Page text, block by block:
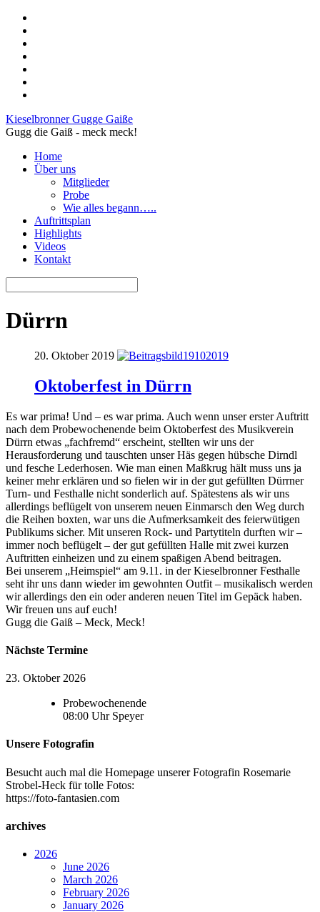
Kieselbronner Gugge Gaiße
Gugg die Gaiß - meck meck!
Home
Über uns
Mitglieder
Probe
Wie alles begann…..
Auftrittsplan
Highlights
Videos
Kontakt
Dürrn
20. Oktober 2019
Oktoberfest in Dürrn
Es war prima! Und – es war prima. Auch wenn unser erster Auftritt
nach dem Probewochenende beim Oktoberfest des Musikverein
Dürrn etwas „fachfremd“ erscheint, stellten wir uns der
Herausforderung und tauschten unser Häs gegen hübsche Dirndl
und fesche Lederhosen. Wie man einen Maßkrug hält muss uns ja
keiner mehr erklären und so fielen wir in der gut gefüllten Dürrner
Turn- und Festhalle nicht sonderlich auf. Spätestens als wir uns
allerdings beflügelt von unserem neuen Einmarsch den Weg durch
die Reihen boxten, war uns die Aufmerksamkeit des feierwütigen
Publikums sicher. Mit unseren Rock- und Partytiteln durften wir –
immer noch beflügelt – der gut gefüllten Halle mit zwei kurzen
Auftritten einheizen und zu einem spaßigen Abend beitragen.
Bei unserem „Heimspiel“ am 9.11. in der Kieselbronner Festhalle
seht ihr uns dann wieder im gewohnten Outfit – musikalisch werden
wir allerdings den ein oder anderen neuen Titel im Gepäck haben.
Wir freuen uns auf euch!
Gugg die Gaiß – Meck, Meck!
Nächste Termine
23. Oktober 2026
Probewochenende
08:00 Uhr Speyer
Unsere Fotografin
Besucht auch mal die Homepage unserer Fotografin Rosemarie
Strobel-Heck für tolle Fotos:
https://foto-fantasien.com
archives
2026
June 2026
March 2026
February 2026
January 2026